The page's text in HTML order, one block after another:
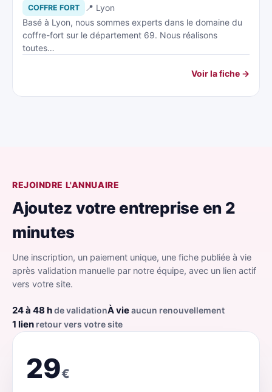
COFFRE FORT
📍 Lyon
Basé à Lyon, nous sommes experts dans le domaine du
coffre-fort sur le département 69. Nous réalisons
toutes…
Voir la fiche →
REJOINDRE L'ANNUAIRE
Ajoutez votre entreprise en 2
minutes
Une inscription, un paiement unique, une fiche publiée à vie
après validation manuelle par notre équipe, avec un lien actif
vers votre site.
24 à 48 hde validationÀ vieaucun renouvellement
1 lien retour vers votre site
29€